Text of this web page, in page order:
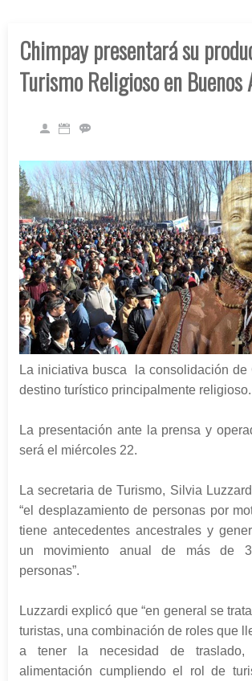
Chimpay presentará su
Turismo Religioso en Buenos
La iniciativa busca la consolidación de
destino turístico principalmente religioso.
La presentación ante la prensa y
será el miércoles 22.
La secretaria de Turismo, Silvia
“el desplazamiento de personas por
tiene antecedentes ancestrales y
un movimiento anual de más de
personas”.
Luzzardi explicó que “en general se
turistas, una combinación de roles que
a tener la necesidad de traslado,
alimentación cumpliendo el rol de